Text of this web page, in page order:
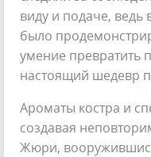
виду и подаче, ведь
было
умение превратить
настоящий шедевр
Ароматы костра и
создавая
Жюри,